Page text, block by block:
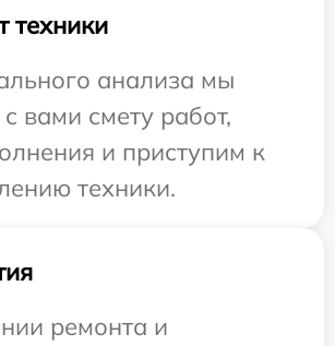
техники
анализа мы
вами смету работ,
и приступим к
техники.
ремонта и